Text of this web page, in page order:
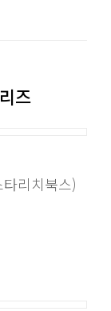
즈
리치북스)